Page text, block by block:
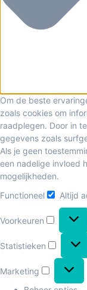
Om de beste
zoals cookies om
raadplegen. Door in
gegevens zoals
Als je geen
een nadelige invloed
mogelijkheden.
Functioneel
Altijd
Voorkeuren
Statistieken
Marketing